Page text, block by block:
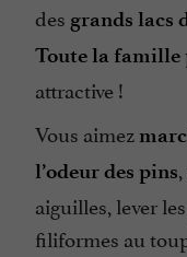
des grands lacs
Toute la famille
attractive !
Vous aimez
l’odeur des pins
aiguilles, lever
filiformes au